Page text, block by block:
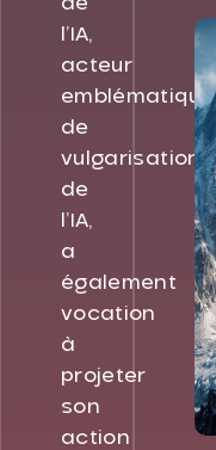
l’IA,
acteur
emblématique
de
vulgarisation
de
l’IA,
a
également
vocation
à
projeter
son
action